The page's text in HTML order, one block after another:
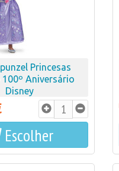
Princesas
100º Aniversário
Disney
Escolher